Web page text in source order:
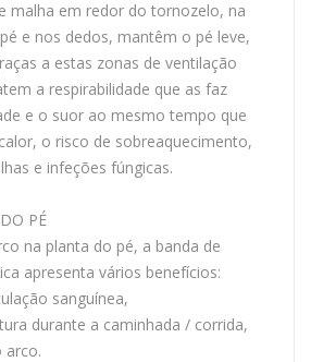
malha em redor do tornozelo, na
e nos dedos, mantêm o pé leve,
a estas zonas de ventilação
a respirabilidade que as faz
e o suor ao mesmo tempo que
o risco de sobreaquecimento,
e infeções fúngicas.
PÉ
na planta do pé, a banda de
apresenta vários benefícios:
sanguínea,
durante a caminhada / corrida,
arco.